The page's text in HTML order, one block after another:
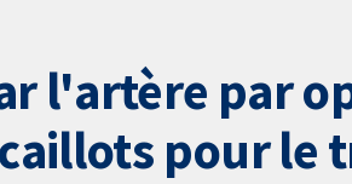
l'artère par
pour le